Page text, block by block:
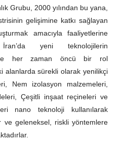
Grubu, 2000 yılından bu yana,
gelişimine katkı sağlayan
amacıyla faaliyetlerine
yeni teknolojilerin
her zaman öncü bir rol
alanlarda sürekli olarak yenilikçi
Nem izolasyon malzemeleri,
Çeşitli inşaat reçineleri ve
nano teknoloji kullanılarak
ve geleneksel, riskli yöntemlere